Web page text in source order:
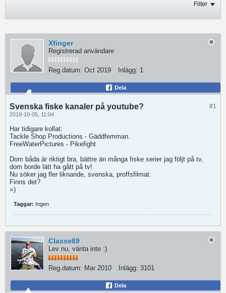
Filter
Xfinger
Registrerad användare
Reg.datum: Oct 2019 Inlägg: 1
Dela
#1
Svenska fiske kanaler på youtube?
2019-10-05, 11:04
Har tidigare kollat:
Tackle Shop Productions - Gäddfemman.
FreeWaterPictures - Pikefight
Dom båda är riktigt bra, bättre än många fiske serier jag följt på tv,
dom borde lätt ha gått på tv!
Nu söker jag fler liknande, svenska, proffsfilmat.
Finns det?
=)
Taggar: Ingen
Classe69
Lev nu, vänta inte :)
Reg.datum: Mar 2010 Inlägg: 3101
Dela